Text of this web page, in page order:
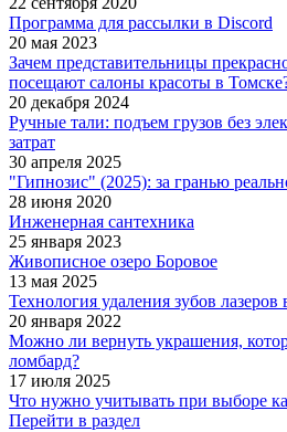
Программа для рассылки в Discord
20 мая 2023
Зачем представительницы
посещают салоны красоты в
20 декабря 2024
Ручные тали: подъем грузов без
затрат
30 апреля 2025
"Гипнозис" (2025): за гранью
28 июня 2020
Инженерная сантехника
25 января 2023
Живописное озеро Боровое
13 мая 2025
Технология удаления зубов лазеров
20 января 2022
Можно ли вернуть украшения,
ломбард?
17 июля 2025
Что нужно учитывать при выборе
Перейти в раздел